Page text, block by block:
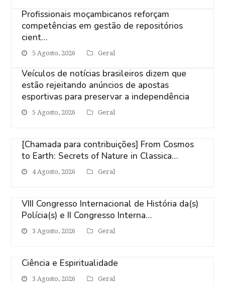
Profissionais moçambicanos reforçam
competências em gestão de repositórios
cient…
5 Agosto, 2026 Geral
Veículos de notícias brasileiros dizem que
estão rejeitando anúncios de apostas
esportivas para preservar a independência
5 Agosto, 2026 Geral
[Chamada para contribuições] From Cosmos
to Earth: Secrets of Nature in Classica…
4 Agosto, 2026 Geral
VIII Congresso Internacional de História da(s)
Polícia(s) e II Congresso Interna…
3 Agosto, 2026 Geral
Ciência e Espiritualidade
3 Agosto, 2026 Geral